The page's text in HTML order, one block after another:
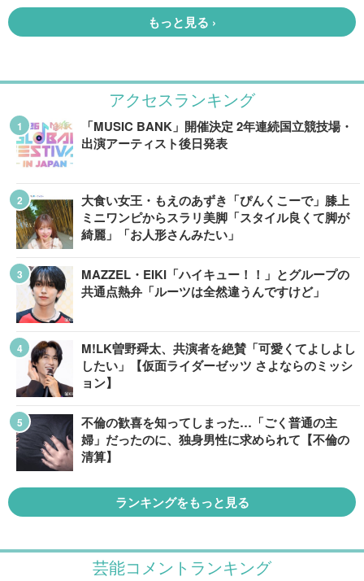
アクセスランキング
「MUSIC BANK」開催決定 2年連続国立競技場・
出演アーティスト後日発表
大食い女王・もえのあずき「ぴんくこーで」膝上
ミニワンピからスラリ美脚「スタイル良くて脚が
綺麗」「お人形さんみたい」
MAZZEL・EIKI「ハイキュー！！」とグループの
共通点熱弁「ルーツは全然違うんですけど」
M!LK曽野舜太、共演者を絶賛「可愛くてよしよし
したい」【仮面ライダーゼッツ さよならのミッシ
ョン】
不倫の歓喜を知ってしまった…「ごく普通の主
婦」だったのに、独身男性に求められて【不倫の
清算】
ランキングをもっと見る